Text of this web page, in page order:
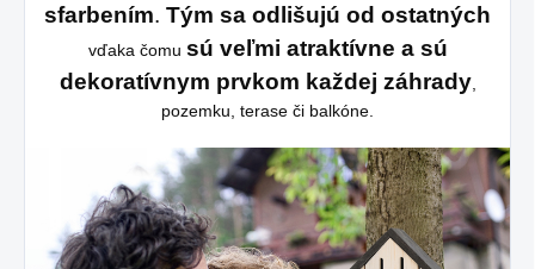
sfarbením. Tým sa odlišujú od ostatných
vďaka čomu sú veľmi atraktívne a sú
dekoratívnym prvkom každej záhrady,
pozemku, terase či balkóne.